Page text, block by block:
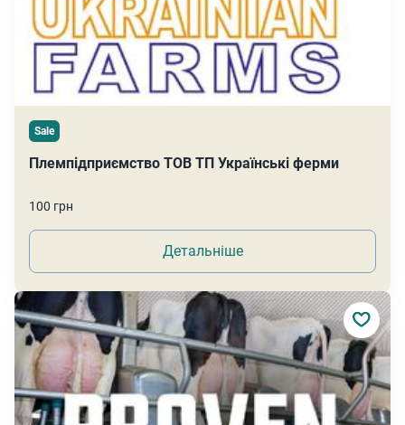
Sale
Племпідприємство ТОВ ТП Українські ферми
100 грн
Детальніше